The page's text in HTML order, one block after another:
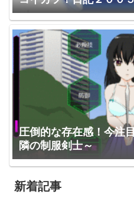
圧倒的な存在感！今注
隣の制服剣士～
新着記事